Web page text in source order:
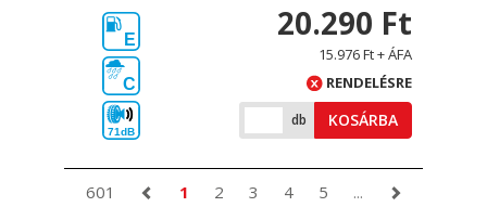
E
C
71dB
20.290 Ft
15.976 Ft + ÁFA
RENDELÉSRE
db KOSÁRBA
601 1 2 3 4 5 ...